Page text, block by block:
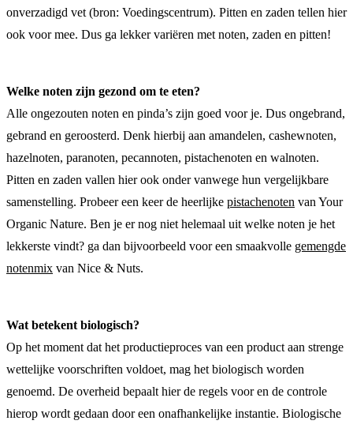
onverzadigd vet (bron: Voedingscentrum). Pitten en zaden tellen hier
ook voor mee. Dus ga lekker variëren met noten, zaden en pitten!
Welke noten zijn gezond om te eten?
Alle ongezouten noten en pinda’s zijn goed voor je. Dus ongebrand,
gebrand en geroosterd. Denk hierbij aan amandelen, cashewnoten,
hazelnoten, paranoten, pecannoten, pistachenoten en walnoten.
Pitten en zaden vallen hier ook onder vanwege hun vergelijkbare
samenstelling. Probeer een keer de heerlijke pistachenoten van Your
Organic Nature. Ben je er nog niet helemaal uit welke noten je het
lekkerste vindt? ga dan bijvoorbeeld voor een smaakvolle gemengde
notenmix van Nice & Nuts.
Wat betekent biologisch?
Op het moment dat het productieproces van een product aan strenge
wettelijke voorschriften voldoet, mag het biologisch worden
genoemd. De overheid bepaalt hier de regels voor en de controle
hierop wordt gedaan door een onafhankelijke instantie. Biologische